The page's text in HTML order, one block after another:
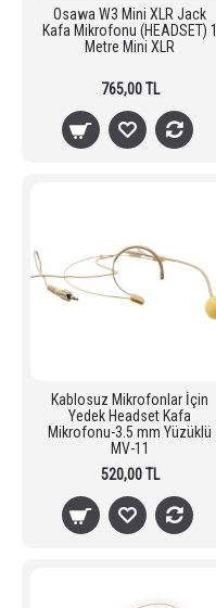
Osawa W3 Mini XLR Jack
Kafa Mikrofonu (HEADSET) 1
Metre Mini XLR
765,00 TL
Kablosuz Mikrofonlar İçin
Yedek Headset Kafa
Mikrofonu-3.5 mm Yüzüklü
MV-11
520,00 TL